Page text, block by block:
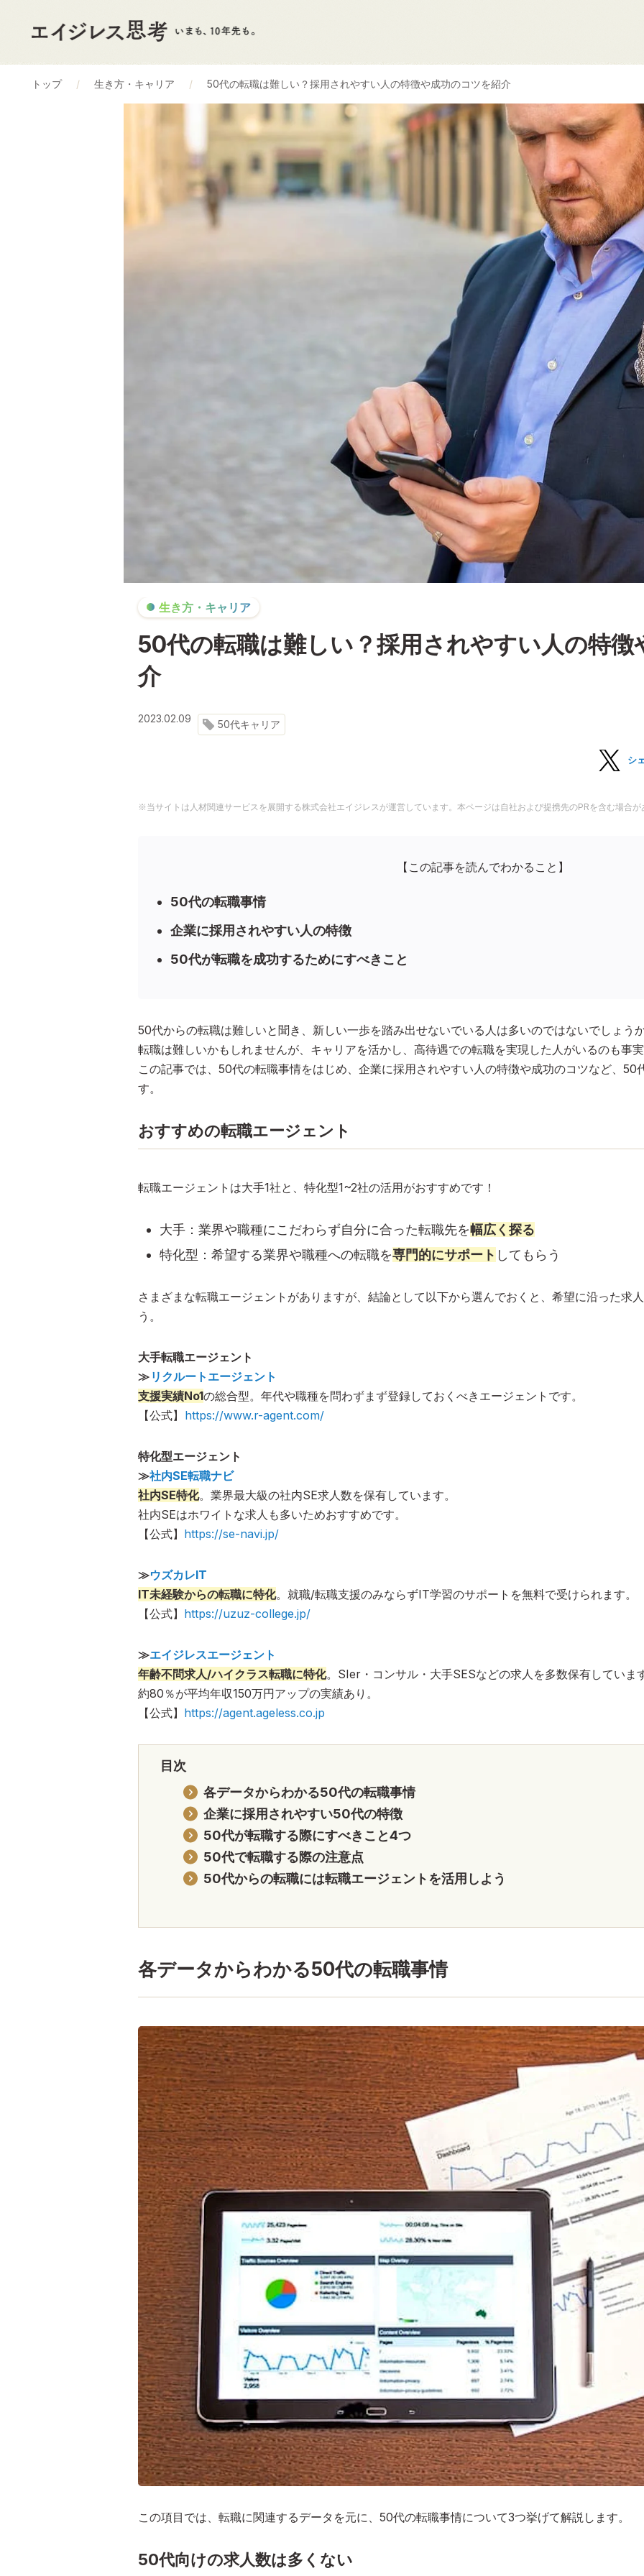
トップ 生き方・キャリア 50代の転職は難しい？採用されやすい人の特徴や成功のコツを紹介
生き方・キャリア
50代の転職は難しい？採用されやすい人の特徴
介
2023.02.09 50代キャリア
シ
※当サイトは人材関連サービスを展開する株式会社エイジレスが運営しています。本ページは自社および提携先のPRを含む場合が
【この記事を読んでわかること】
50代の転職事情
企業に採用されやすい人の特徴
50代が転職を成功するためにすべきこと
50代からの転職は難しいと聞き、新しい一歩を踏み出せないでいる人は多いのではないでしょう
転職は難しいかもしれませんが、キャリアを活かし、高待遇での転職を実現した人がいるのも事
この記事では、50代の転職事情をはじめ、企業に採用されやすい人の特徴や成功のコツなど、50
す。
おすすめの転職エージェント
転職エージェントは大手1社と、特化型1~2社の活用がおすすめです！
大手：業界や職種にこだわらず自分に合った転職先を幅広く探る
特化型：希望する業界や職種への転職を専門的にサポート してもらう
さまざまな転職エージェントがありますが、結論として以下から選んでおくと、希望に沿った求
う。
大手転職エージェント
≫ リクルートエージェント
支援実績No1の総合型。年代や職種を問わずまず登録しておくべきエージェントです。
【公式】 https://www.r-agent.com/
特化型エージェント
≫社内SE転職ナビ
社内SE特化。業界最大級の社内SE求人数を保有しています。
社内SEはホワイトな求人も多いためおすすめです。
【公式】 https://se-navi.jp/
≫ウズカレIT
IT未経験からの転職に特化。就職/転職支援のみならずIT学習のサポートを無料で受けられます。
【公式】 https://uzuz-college.jp/
≫エイジレスエージェント
年齢不問求人/ハイクラス転職に特化。SIer・コンサル・大手SESなどの求人を多数保有していま
約80％が平均年収150万円アップの実績あり。
【公式】 https://agent.ageless.co.jp
目次
各データからわかる50代の転職事情
企業に採用されやすい50代の特徴
50代が転職する際にすべきこと4つ
50代で転職する際の注意点
50代からの転職には転職エージェントを活用しよう
各データからわかる50代の転職事情
この項目では、転職に関連するデータを元に、50代の転職事情について3つ挙げて解説します。
50代向けの求人数は多くない